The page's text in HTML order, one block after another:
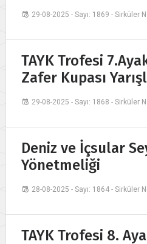
29-08-2025 - Sayı: 1869 - Sirküler
TAYK Trofesi
Zafer Kupası
29-08-2025 - Sayı: 1868 - Sirküler
Deniz ve İçsular
Yönetmeliği
28-08-2025 - Sayı: 1864 - Sirküler
TAYK Trofesi 8.